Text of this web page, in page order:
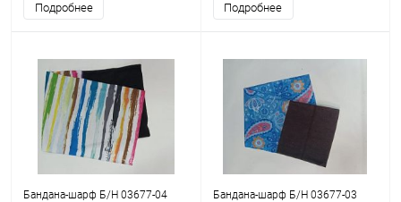
Подробнее Подробнее
Бандана-шарф Б/Н 03677-04 Бандана-шарф Б/Н 03677-03